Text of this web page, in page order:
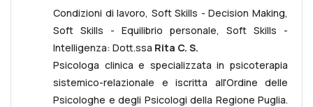
Condizioni di lavoro, Soft Skills - Decision Making,
Soft Skills - Equilibrio personale, Soft Skills -
Intelligenza: Dott.ssa Rita C. S.
Psicologa clinica e specializzata in psicoterapia
sistemico-relazionale e iscritta all'Ordine delle
Psicologhe e degli Psicologi della Regione Puglia.